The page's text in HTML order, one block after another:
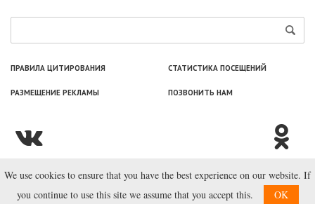
ПРАВИЛА ЦИТИРОВАНИЯ СТАТИСТИКА ПОСЕЩЕНИЙ
РАЗМЕЩЕНИЕ РЕКЛАМЫ ПОЗВОНИТЬ НАМ
© ООО «Лаборатория Новоcтей», 2003—2026.
We use cookies to ensure that you have the best experience on our website. If
you continue to use this site we assume that you accept this.
OK